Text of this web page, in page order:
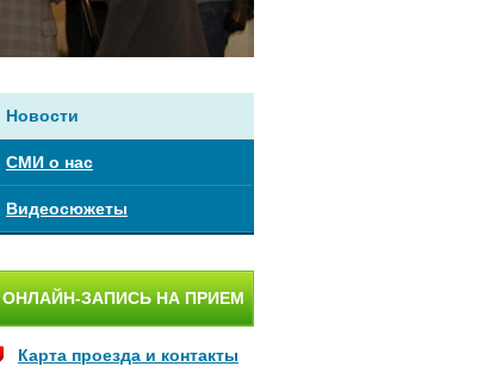
Новости
СМИ о нас
Видеосюжеты
ОНЛАЙН-ЗАПИСЬ НА ПРИЕМ
Карта проезда и контакты